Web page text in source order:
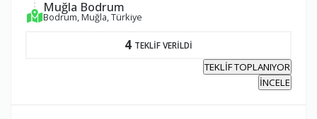
Muğla Bodrum
Bodrum, Muğla, Türkiye
4 TEKLİF VERİLDİ
TEKLİF TOPLANIYOR
İNCELE